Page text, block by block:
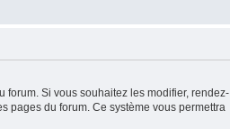
forum. Si vous souhaitez les modifier, rendez-
pages du forum. Ce système vous permettra